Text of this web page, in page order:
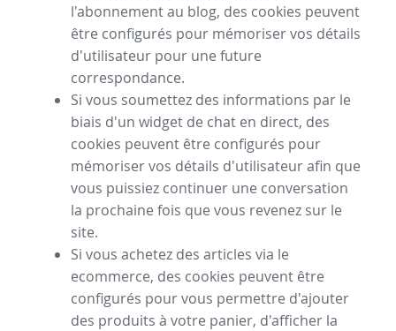
l'abonnement au blog, des cookies peuvent
être configurés pour mémoriser vos détails
d'utilisateur pour une future
correspondance.
Si vous soumettez des informations par le
biais d'un widget de chat en direct, des
cookies peuvent être configurés pour
mémoriser vos détails d'utilisateur afin que
vous puissiez continuer une conversation
la prochaine fois que vous revenez sur le
site.
Si vous achetez des articles via le
ecommerce, des cookies peuvent être
configurés pour vous permettre d'ajouter
des produits à votre panier, d'afficher la